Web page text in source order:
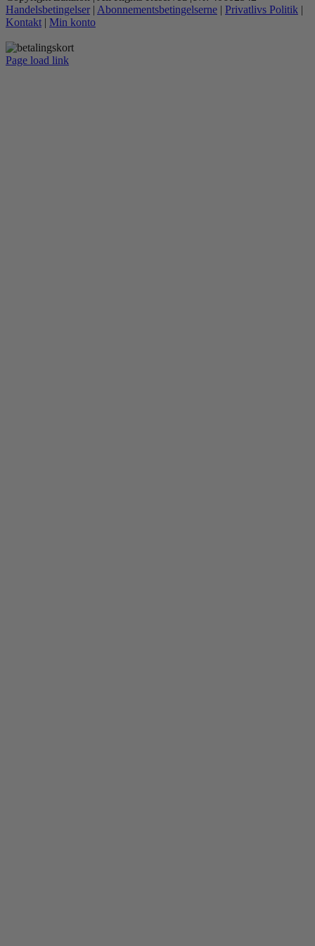
Handelsbetingelser | Abonnementsbetingelserne | Privatlivs Politik |
Kontakt | Min konto
Page load link